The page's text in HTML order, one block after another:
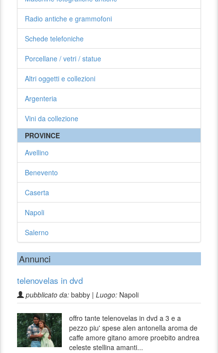
Radio antiche e grammofoni
Schede telefoniche
Porcellane / vetri / statue
Altri oggetti e collezioni
Argenteria
Vini da collezione
PROVINCE
Avellino
Benevento
Caserta
Napoli
Salerno
Annunci
telenovelas in dvd
pubblicato da: babby | Luogo: Napoli
offro tante telenovelas in dvd a 3 e a
pezzo piu' spese alen antonella aroma de
caffe amore gitano amore proebito andrea
celeste stellina amanti...